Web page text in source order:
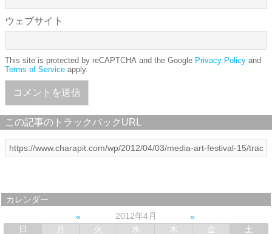
ウェブサイト
This site is protected by reCAPTCHA and the Google Privacy Policy and
Terms of Service apply.
この記事のトラックバックURL
カレンダー
2012年4月
日
月 火 水 木 金
土